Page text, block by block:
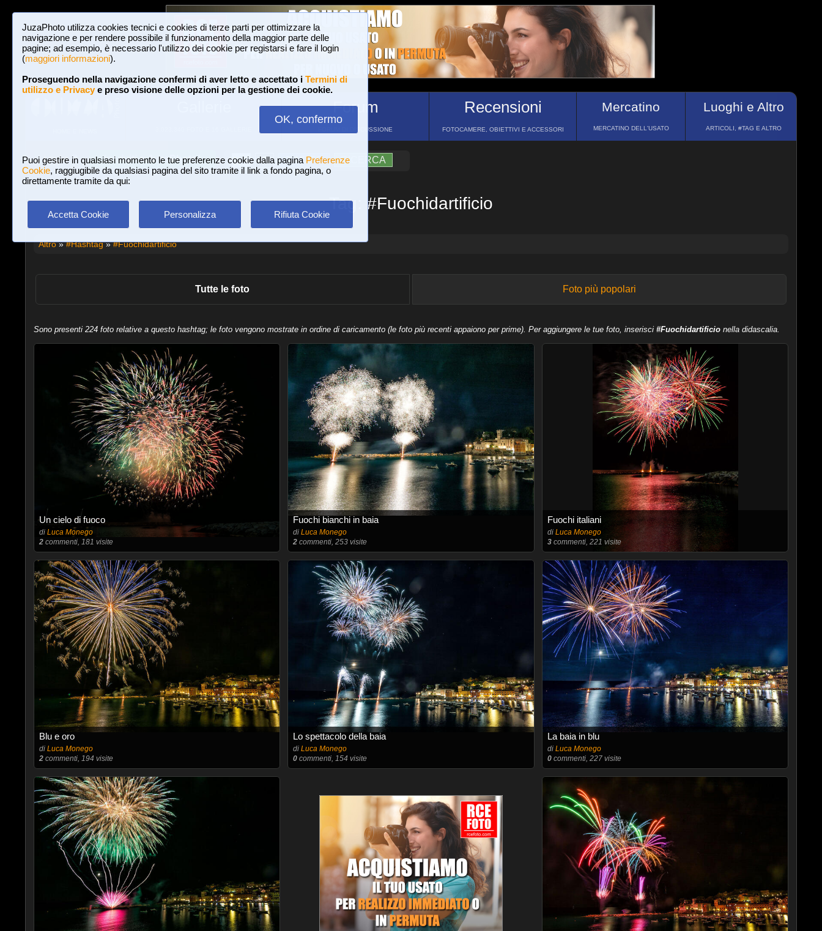
JuzaPhoto utilizza cookies tecnici e cookies di terze parti per ottimizzare la
navigazione e per rendere possibile il funzionamento della maggior parte delle
pagine; ad esempio, è necessario l'utilizzo dei cookie per registarsi e fare il login
(maggiori informazioni).
Proseguendo nella navigazione confermi di aver letto e accettato i Termini di
utilizzo e Privacye preso visione delle opzioni per la gestione dei cookie.
OK, confermo
Puoi gestire in qualsiasi momento le tue preferenze cookie dalla pagina Preferenze
Cookie, raggiugibile da qualsiasi pagina del sito tramite il link a fondo pagina, o
direttamente tramite da qui:
Accetta Cookie Personalizza Rifiuta Cookie
Forum
FORUM DI DISCUSSIONE
Recensioni
FOTOCAMERE, OBIETTIVI E ACCESSORI
Mercatino
MERCATINO DELL'USATO
Luoghi e Altro
ARTICOLI, #TAG E ALTRO
Login Iscriviti a JuzaPhoto! A A ?AIUTO RICERCA
Tag: #Fuochidartificio
Altro»#Hashtag»#Fuochidartificio
Tutte le foto Foto più popolari
Sono presenti 224 foto relative a questo hashtag; le foto vengono mostrate in ordine di caricamento (le foto più recenti appaiono per prime). Per aggiungere le tue foto, inserisci #Fuochidartificionella didascalia.
Un cielo di fuoco
di Luca Monego
2commenti, 181 visite
Fuochi bianchi in baia
diLuca Monego
2 commenti, 253 visite
Fuochi italiani
di Luca Monego
3commenti, 221 visite
Blu e oro
di Luca Monego
2commenti, 194 visite
Lo spettacolo della baia
diLuca Monego
0 commenti, 154 visite
La baia in blu
di Luca Monego
0commenti, 227 visite